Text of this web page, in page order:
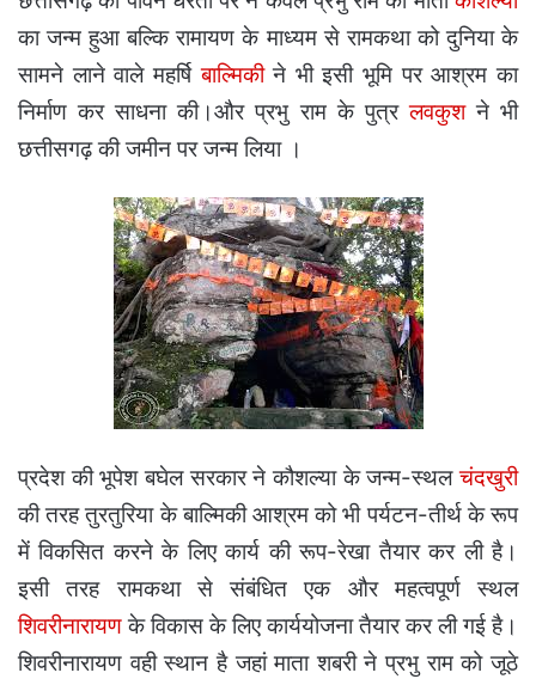
का जन्म हुआ बल्कि रामायण के माध्यम से रामकथा को दुनिया के
सामने लाने वाले महर्षिबाल्मिकीने भी इसी भूमि पर आश्रम का
निर्माण कर साधना की।और प्रभु राम के पुत्रलवकुशने भी
छत्तीसगढ़ की जमीन पर जन्म लिया ।
प्रदेश की भूपेश बघेल सरकार ने कौशल्या के जन्म-स्थलचंदखुरी
की तरह तुरतुरिया के बाल्मिकी आश्रम को भी पर्यटन-तीर्थ के रूप
में विकसित करने के लिए कार्य की रूप-रेखा तैयार कर ली है।
इसी तरह रामकथा से संबंधित एक और महत्वपूर्ण स्थल
शिवरीनारायणके विकास के लिए कार्ययोजना तैयार कर ली गई है।
शिवरीनारायण वही स्थान है जहां माता शबरी ने प्रभु राम को जूठे